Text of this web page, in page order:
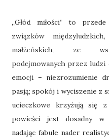
„Głód miłości” to
związków
małżeńskich, ze
podejmowanych przez ludzi
emocji – niezrozumienie
pasją; spokój i wyciszenie z
ucieczkowe krzyżują się z
powieści jest dosadny w
nadając fabule nader